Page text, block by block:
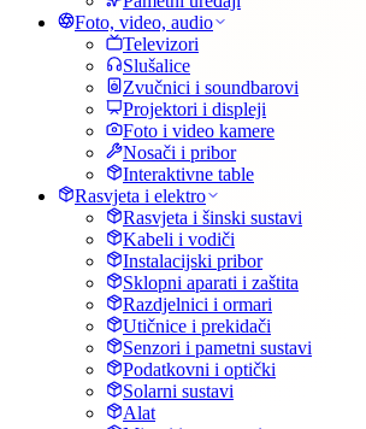
Foto, video, audio
Televizori
Slušalice
Zvučnici i soundbarovi
Projektori i displeji
Foto i video kamere
Nosači i pribor
Interaktivne table
Rasvjeta i elektro
Rasvjeta i šinski sustavi
Kabeli i vodiči
Instalacijski pribor
Sklopni aparati i zaštita
Razdjelnici i ormari
Utičnice i prekidači
Senzori i pametni sustavi
Podatkovni i optički
Solarni sustavi
Alat